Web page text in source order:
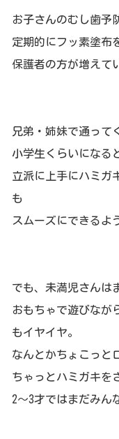
お子さんのむし歯予
定期的にフッ素塗布
保護者の方が増えて
兄弟・姉妹で通って
小学生くらいになる
立派に上手にハミガ
も
スムーズにできるよ
でも、未満児さんは
おもちゃで遊びなが
もイヤイヤ。
なんとかちょこっと
ちゃっとハミガキを
2～3才ではまだみん